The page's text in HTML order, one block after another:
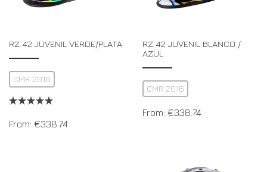
RZ 42 JUVENIL VERDE/PLATA
CMR 2016
From: €338.74
RZ 42 JUVENIL BLANCO /
AZUL
CMR 2016
From: €338.74